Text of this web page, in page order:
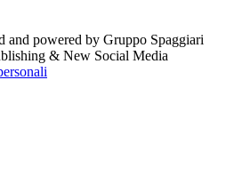
and powered by Gruppo Spaggiari
& New Social Media